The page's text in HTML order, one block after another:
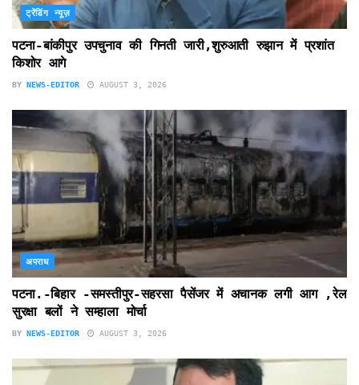
ट्रेंडिंग न्यूज़
पटना-बांकीपुर उपचुनाव की गिनती जारी,शुरुआती रुझान में प्रशांत
किशोर आगे
BY NEWS-EDITOR AUGUST 3, 2026
अपराध
पटना.-बिहार -समस्तीपुर-सहरसा पैसेंजर में अचानक लगी आग ,रेल
सुरक्षा बलों ने सम्हाला मोर्चा
BY NEWS-EDITOR AUGUST 3, 2026